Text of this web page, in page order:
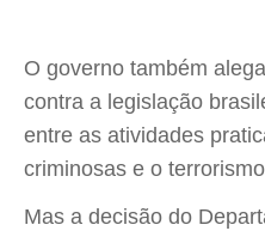
O governo também
contra a legislação
entre as atividades
criminosas e o
Mas a decisão do